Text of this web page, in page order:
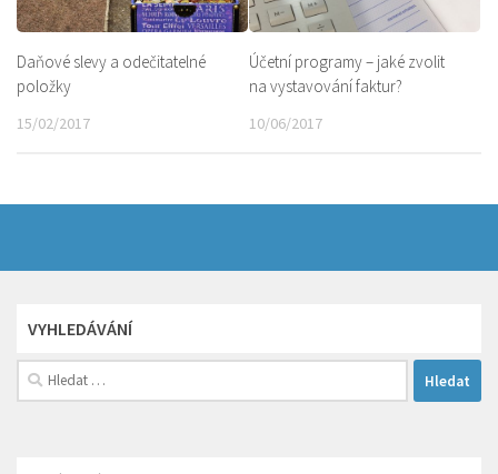
Daňové slevy a odečitatelné
položky
15/02/2017
Účetní programy – jaké zvolit
na vystavování faktur?
10/06/2017
VYHLEDÁVÁNÍ
Vyhledávání